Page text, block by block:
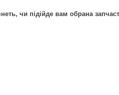
чи підійде вам обрана